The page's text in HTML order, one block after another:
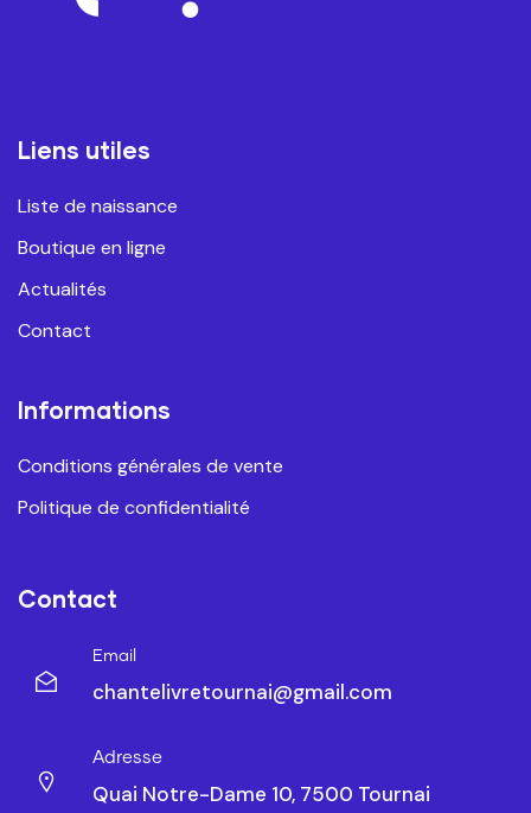
Liens utiles
Liste de naissance
Boutique en ligne
Actualités
Contact
Informations
Conditions générales de vente
Politique de confidentialité
Contact
Email
chantelivretournai@gmail.com
Adresse
Quai Notre-Dame 10, 7500 Tournai